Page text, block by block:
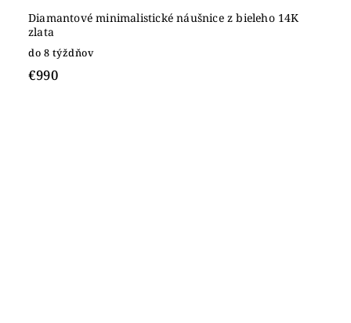
Diamantové minimalistické náušnice z bieleho 14K
zlata
do 8 týždňov
€990